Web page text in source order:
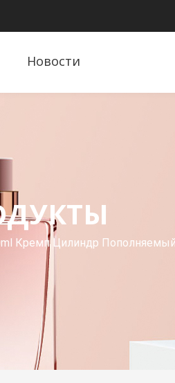
Новости
Кремп Цилиндр